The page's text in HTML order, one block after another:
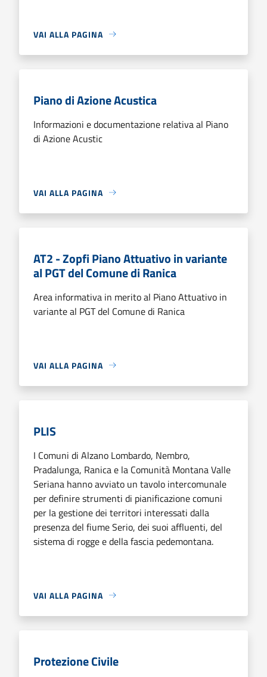
VAI ALLA PAGINA
Piano di Azione Acustica
Informazioni e documentazione relativa al Piano
di Azione Acustic
VAI ALLA PAGINA
AT2 - Zopfi Piano Attuativo in variante
al PGT del Comune di Ranica
Area informativa in merito al Piano Attuativo in
variante al PGT del Comune di Ranica
VAI ALLA PAGINA
PLIS
I Comuni di Alzano Lombardo, Nembro,
Pradalunga, Ranica e la Comunità Montana Valle
Seriana hanno avviato un tavolo intercomunale
per definire strumenti di pianificazione comuni
per la gestione dei territori interessati dalla
presenza del fiume Serio, dei suoi affluenti, del
sistema di rogge e della fascia pedemontana.
VAI ALLA PAGINA
Protezione Civile